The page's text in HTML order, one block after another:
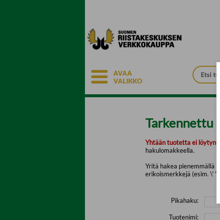
AVAA
VALIKKO
Tarkennettu
Yhtään tuotetta ei löytynyt.
hakulomakkeella.
Yritä hakea pienemmällä
erikoismerkkejä (esim. \' "
Pikahaku:
Tuotenimi: